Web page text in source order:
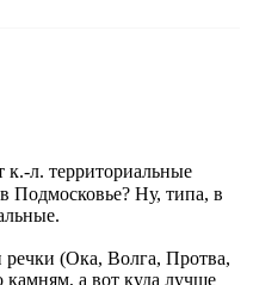
к.-л. территориальные
Подмосковье? Ну, типа, в
(Ока, Волга, Протва,
камням, а вот куда лучше